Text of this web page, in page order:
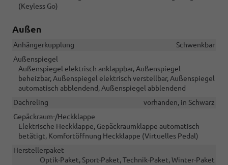
(Keyless Go)
Außen
Anhängerkupplung
Schwenkbar
Außenspiegel
Außenspiegel elektrisch anklappbar, Außenspiegel
beheizbar, Außenspiegel elektrisch verstellbar, Außenspiegel
automatisch abblendend, Außenspiegel abblendend
Dachreling
vorhanden, in Schwarz
Gepäckraum-/Heckklappe
Elektrische Heckklappe, Gepäckraumklappe automatisch
betätigt, Komfortöffnung Heckklappe (Virtuelles Pedal)
Herstellerpaket
Optik-Paket, Sport-Paket, Technik-Paket, Winter-Paket